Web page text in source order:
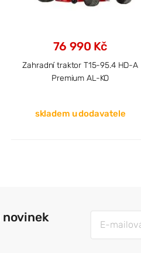
76 990 Kč
Zahradní traktor T15-95.4 HD-A
Premium AL-KO
skladem u dodavatele
novinek